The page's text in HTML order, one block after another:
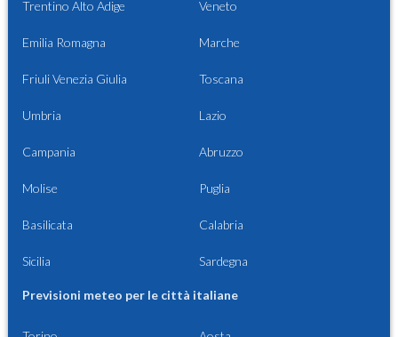
Trentino Alto Adige Veneto
Emilia Romagna Marche
Friuli Venezia Giulia Toscana
Umbria Lazio
Campania Abruzzo
Molise Puglia
Basilicata Calabria
Sicilia Sardegna
Previsioni meteo per le città italiane